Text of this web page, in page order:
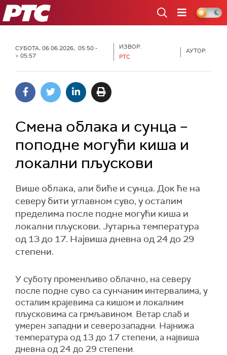
РТС
СУБОТА, 06.06.2026, 05:50 -
> 05:57
ИЗВОР:
РТС
АУТОР:
Смена облака и сунца –
поподне могући киша и
локални пљускови
Више облака, али биће и сунца. Док ће на
северу бити углавном суво, у осталим
пределима после подне могући киша и
локални пљускови. Јутарња температура
од 13 до 17. Највиша дневна од 24 до 29
степени.
У суботу променљиво облачно, на северу
после подне суво са сунчаним интервалима, у
осталим крајевима са кишом и локалним
пљусковима са грмљавином. Ветар слаб и
умерен западни и северозападни. Најнижа
температура од 13 до 17 степени, а највиша
дневна од 24 до 29 степени.